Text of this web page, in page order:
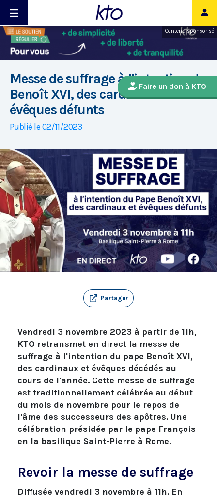
Contenu sponsorisé
Faire un don à KTO
Messe de suffrage à l'intention de
Benoît XVI, des cardinaux et des
évêques défunts
Publié le 02/11/2023
Partager
Vendredi 3 novembre 2023 à partir de 11h,
KTO retransmet en direct la messe de
suffrage à l'intention du pape Benoît XVI,
des cardinaux et évêques décédés au
cours de l'année. Cette messe de suffrage
est traditionnellement célébrée au début
du mois de novembre pour le repos de
l'âme des successeurs des apôtres. Une
célébration présidée par le pape François
en la basilique Saint-Pierre à Rome.
Revoir la messe de suffrage
Diffusée vendredi 3 novembre à 11h. En